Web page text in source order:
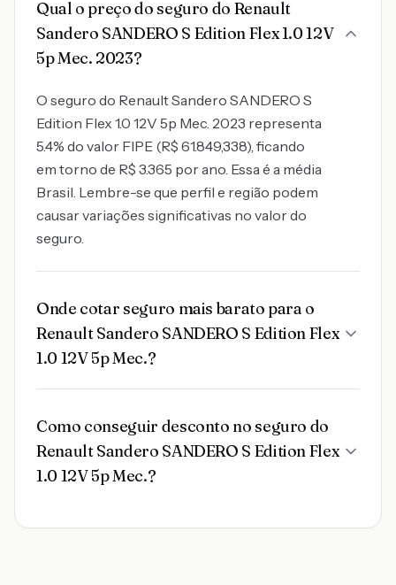
Qual o preço do seguro do Renault
Sandero SANDERO S Edition Flex 1.0 12V
5p Mec. 2023?
O seguro do Renault Sandero SANDERO S
Edition Flex 1.0 12V 5p Mec. 2023 representa
5.4% do valor FIPE (R$ 61.849,338), ficando
em torno de R$ 3.365 por ano. Essa é a média
Brasil. Lembre-se que perfil e região podem
causar variações significativas no valor do
seguro.
Onde cotar seguro mais barato para o
Renault Sandero SANDERO S Edition Flex
1.0 12V 5p Mec.?
Como conseguir desconto no seguro do
Renault Sandero SANDERO S Edition Flex
1.0 12V 5p Mec.?